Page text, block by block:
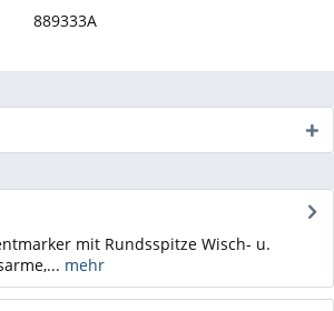
889333A
mit Rundsspitze Wisch- u.
mehr